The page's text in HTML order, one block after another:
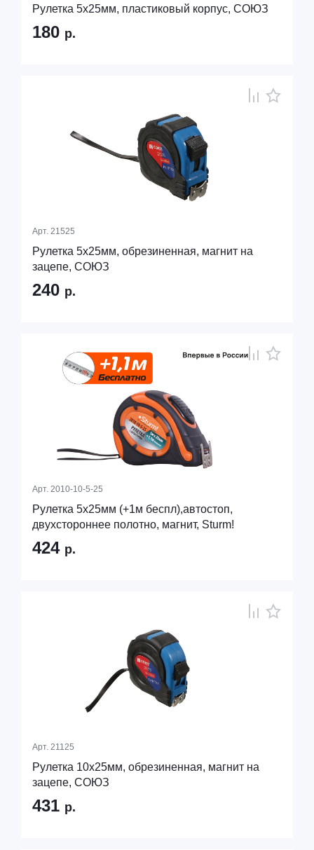
Рулетка 5х25мм, пластиковый корпус, СОЮЗ
180 р.
Арт. 21525
Рулетка 5x25мм, обрезиненная, магнит на
зацепе, СОЮЗ
240 р.
Арт. 2010-10-5-25
Рулетка 5x25мм (+1м беспл),автостоп,
двухстороннее полотно, магнит, Sturm!
424 р.
Арт. 21125
Рулетка 10x25мм, обрезиненная, магнит на
зацепе, СОЮЗ
431 р.